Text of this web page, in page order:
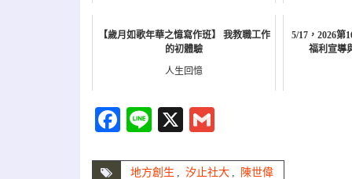
【歲月如歌年華之憶寫作班】 我教職工作
的初體驗
人生回憶
5/17，2026第
福利宣導
Facebook
LineX
地方創生 , 汐止社大 , 陳世偉